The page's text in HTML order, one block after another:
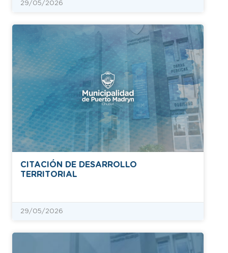
29/05/2026
CITACIÓN DE DESARROLLO
TERRITORIAL
29/05/2026